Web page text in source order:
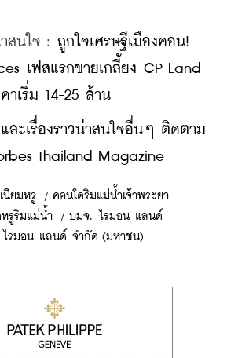
สนใจ : ถูกใจเศรษฐีเมืองคอน!
เฟสแรกขายเกลี้ยง CP Land
าเริ่ม 14-25 ล้าน
ละเรื่องราวน่าสนใจอื่นๆ ติดตาม
Thailand Magazine
นียมหรู / คอนโดริมแม่น้ำเจ้าพระยา
หรูริมแม่น้ำ / บมจ. ไรมอน แลนด์
รมอน แลนด์ จำกัด (มหาชน)